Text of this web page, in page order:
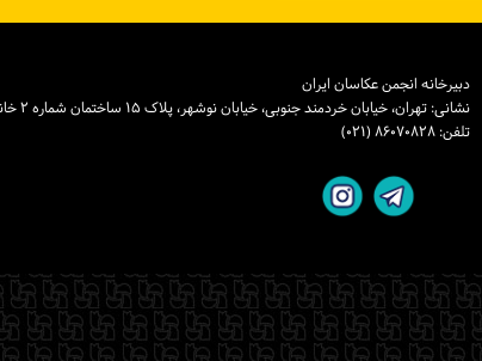
دبیرخانه انجمن عکاسان ایران
نشانی: تهران، خیابان خردمند جنوبی، خیابان نوشهر، پلاک ۱۵ ساختمان شماره ۲ خانه هنرمندان ایران، واحد ۸
تلفن: ۸۶۰۷۰۸۲۸ (۰۲۱)